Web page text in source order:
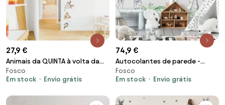
27,9 €
Animais da QUINTA à volta da
porta
Fosco
Em stock
Envio grátis
74,9 €
Autocolantes de parede -
Elefante e zebra do SAFARI
Fosco
Em stock
Envio grátis